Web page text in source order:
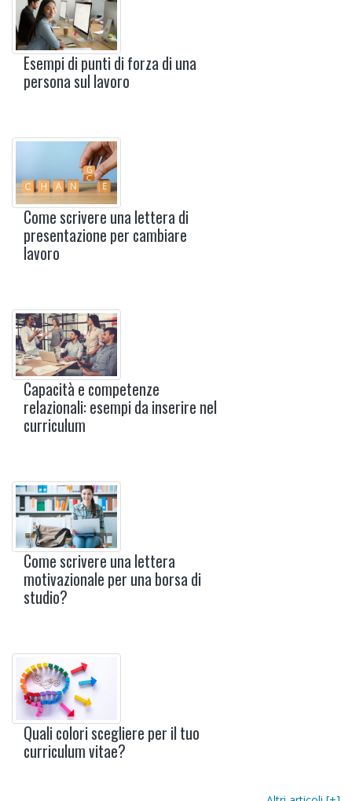
Esempi di punti di forza di una
persona sul lavoro
Come scrivere una lettera di
presentazione per cambiare
lavoro
Capacità e competenze
relazionali: esempi da inserire nel
curriculum
Come scrivere una lettera
motivazionale per una borsa di
studio?
Quali colori scegliere per il tuo
curriculum vitae?